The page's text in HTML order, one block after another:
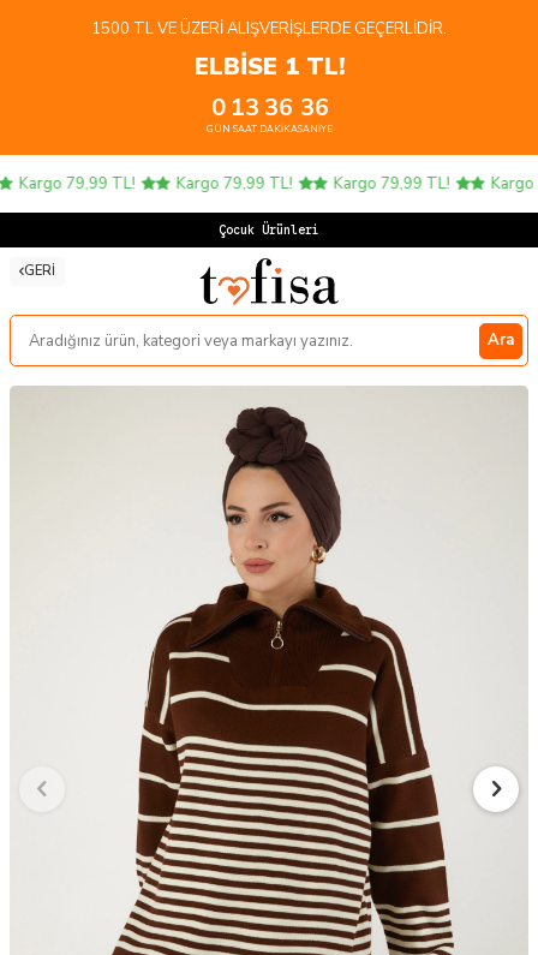
1500 TL VE ÜZERI ALIŞVERIŞLERDE GEÇERLIDIR.
ELBİSE 1 TL!
0
GÜN
13
SAAT
36
DAKIKA
36
SANIYE
Kargo 79,99 TL! Kargo 79,99 TL! Kargo 79,99 TL! Kargo
Çocuk Ürünlerinde
GERI
Ara